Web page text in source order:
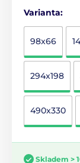
Varianta:
98x66
294x198
490x330
Skladem >